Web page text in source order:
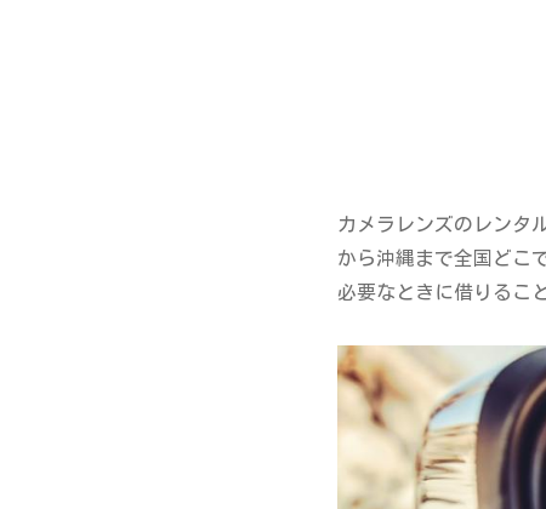
カメラレンズのレンタ
から沖縄まで全国どこ
必要なときに借りるこ